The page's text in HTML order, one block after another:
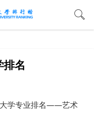
名
大学专业排名——艺术